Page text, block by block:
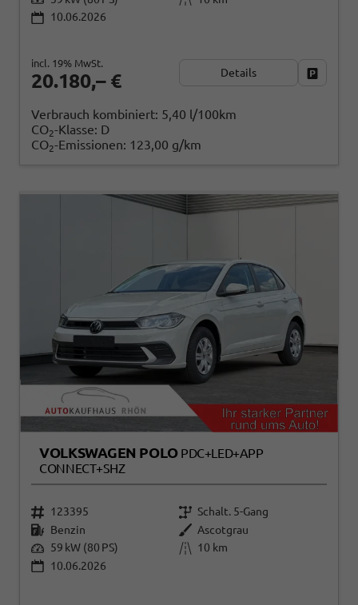
10.06.2026
20.180,– €
incl. 19% MwSt.
Details
Verbrauch kombiniert: 5,40 l/100km
CO2-Klasse: D
CO2-Emissionen: 123,00 g/km
VOLKSWAGEN POLO PDC+LED+APP
CONNECT+SHZ
123395
Schalt. 5-Gang
Benzin
Ascotgrau
59 kW (80 PS)
10 km
10.06.2026